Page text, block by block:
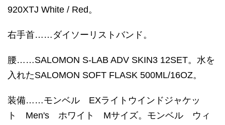
920XTJ White / Red。
右手首……ダイソーリストバンド。
腰……SALOMON S-LAB ADV SKIN3 12SET。水を
入れたSALOMON SOFT FLASK 500ML/16OZ。
装備……モンベル EXライトウインドジャケッ
ト Men's ホワイト Mサイズ。モンベル ウィ